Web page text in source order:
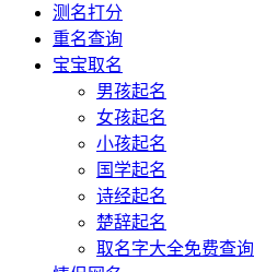
测名打分
重名查询
宝宝取名
男孩起名
女孩起名
小孩起名
国学起名
诗经起名
楚辞起名
取名字大全免费查询